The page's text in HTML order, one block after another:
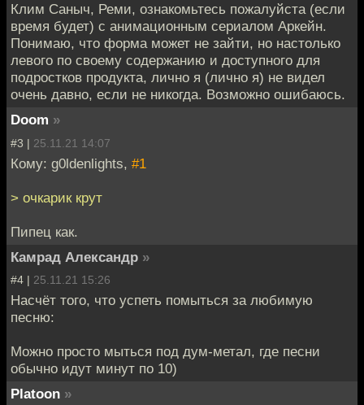
Клим Саныч, Реми, ознакомьтесь пожалуйста (если
время будет) с анимационным сериалом Аркейн.
Понимаю, что форма может не зайти, но настолько
левого по своему содержанию и доступного для
подростков продукта, лично я (лично я) не видел
очень давно, если не никогда. Возможно ошибаюсь.
Doom »
#3 | 25.11.21 14:07
Кому: g0ldenlights, #1
> очкарик крут
Пипец как.
Камрад Александр »
#4 | 25.11.21 15:26
Насчёт того, что успеть помыться за любимую
песню:
Можно просто мыться под дум-метал, где песни
обычно идут минут по 10)
Platoon »